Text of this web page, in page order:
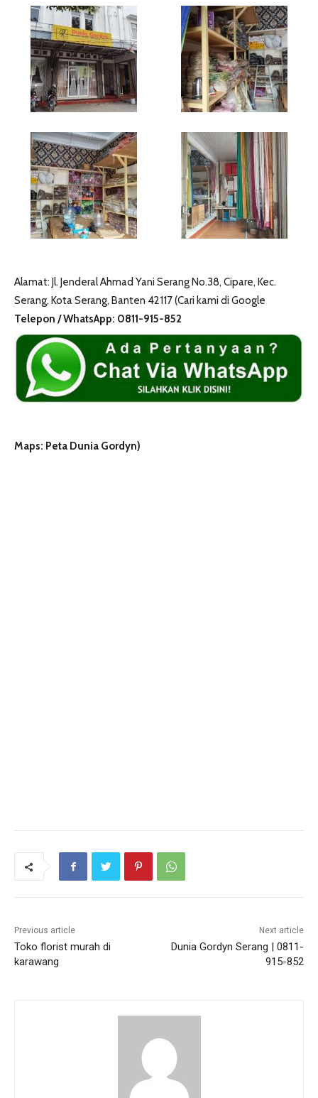
Alamat: Jl. Jenderal Ahmad Yani Serang No.38, Cipare, Kec.
Serang, Kota Serang, Banten 42117 (Cari kami di Google
Telepon / WhatsApp: 0811-915-852
Maps: Peta Dunia Gordyn)
Previous article
Toko florist murah di
karawang
Next article
Dunia Gordyn Serang | 0811-
915-852